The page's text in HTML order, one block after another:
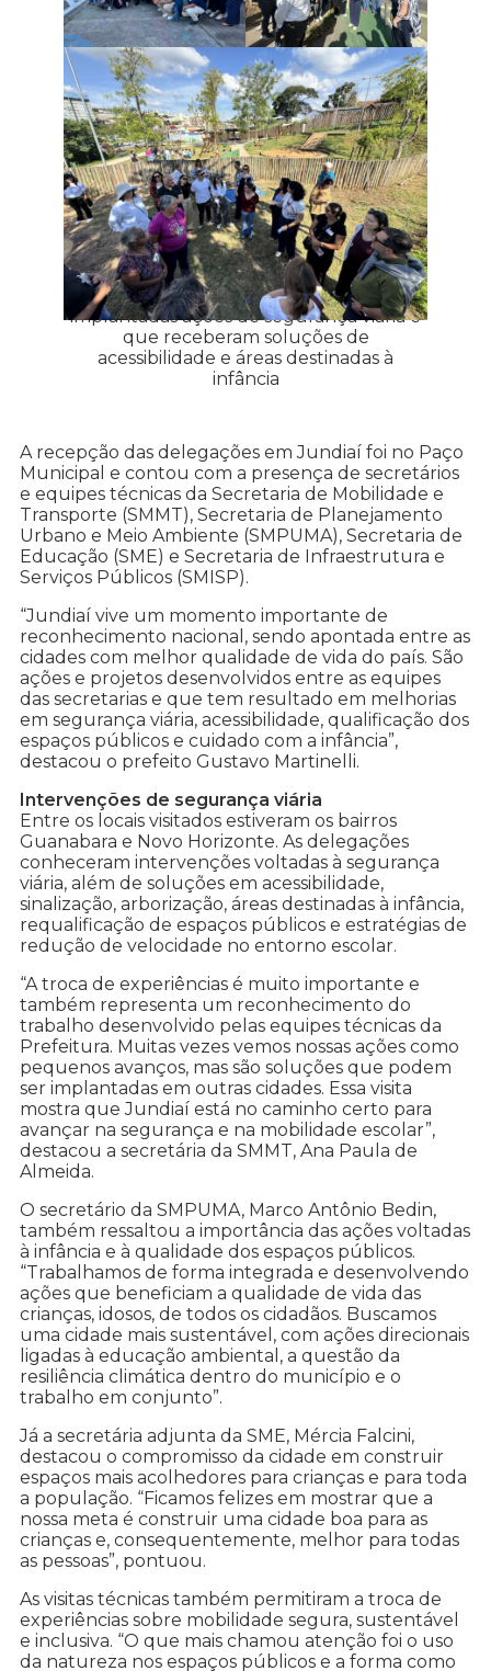
Visitas em bairros onde foram
implantadas ações de segurança viária e
que receberam soluções de
acessibilidade e áreas destinadas à
infância
A recepção das delegações em Jundiaí foi no Paço
Municipal e contou com a presença de secretários
e equipes técnicas da Secretaria de Mobilidade e
Transporte (SMMT), Secretaria de Planejamento
Urbano e Meio Ambiente (SMPUMA), Secretaria de
Educação (SME) e Secretaria de Infraestrutura e
Serviços Públicos (SMISP).
“Jundiaí vive um momento importante de
reconhecimento nacional, sendo apontada entre as
cidades com melhor qualidade de vida do país. São
ações e projetos desenvolvidos entre as equipes
das secretarias e que tem resultado em melhorias
em segurança viária, acessibilidade, qualificação dos
espaços públicos e cuidado com a infância”,
destacou o prefeito Gustavo Martinelli.
Intervenções de segurança viária
Entre os locais visitados estiveram os bairros
Guanabara e Novo Horizonte. As delegações
conheceram intervenções voltadas à segurança
viária, além de soluções em acessibilidade,
sinalização, arborização, áreas destinadas à infância,
requalificação de espaços públicos e estratégias de
redução de velocidade no entorno escolar.
“A troca de experiências é muito importante e
também representa um reconhecimento do
trabalho desenvolvido pelas equipes técnicas da
Prefeitura. Muitas vezes vemos nossas ações como
pequenos avanços, mas são soluções que podem
ser implantadas em outras cidades. Essa visita
mostra que Jundiaí está no caminho certo para
avançar na segurança e na mobilidade escolar”,
destacou a secretária da SMMT, Ana Paula de
Almeida.
O secretário da SMPUMA, Marco Antônio Bedin,
também ressaltou a importância das ações voltadas
à infância e à qualidade dos espaços públicos.
“Trabalhamos de forma integrada e desenvolvendo
ações que beneficiam a qualidade de vida das
crianças, idosos, de todos os cidadãos. Buscamos
uma cidade mais sustentável, com ações direcionais
ligadas à educação ambiental, a questão da
resiliência climática dentro do município e o
trabalho em conjunto”.
Já a secretária adjunta da SME, Mércia Falcini,
destacou o compromisso da cidade em construir
espaços mais acolhedores para crianças e para toda
a população. “Ficamos felizes em mostrar que a
nossa meta é construir uma cidade boa para as
crianças e, consequentemente, melhor para todas
as pessoas”, pontuou.
As visitas técnicas também permitiram a troca de
experiências sobre mobilidade segura, sustentável
e inclusiva. “O que mais chamou atenção foi o uso
da natureza nos espaços públicos e a forma como